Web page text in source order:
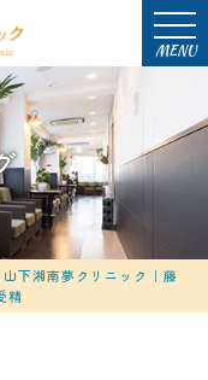
MENU
下湘南夢クリニック｜藤
精